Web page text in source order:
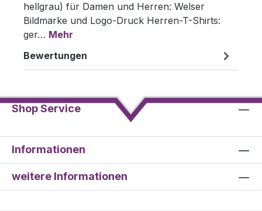
hellgrau) für Damen und Herren: Welser
Bildmarke und Logo-Druck Herren-T-Shirts:
ger… Mehr
Bewertungen
Shop Service
Informationen
weitere Informationen